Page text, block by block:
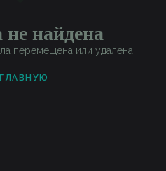
найдена
перемещена или удалена